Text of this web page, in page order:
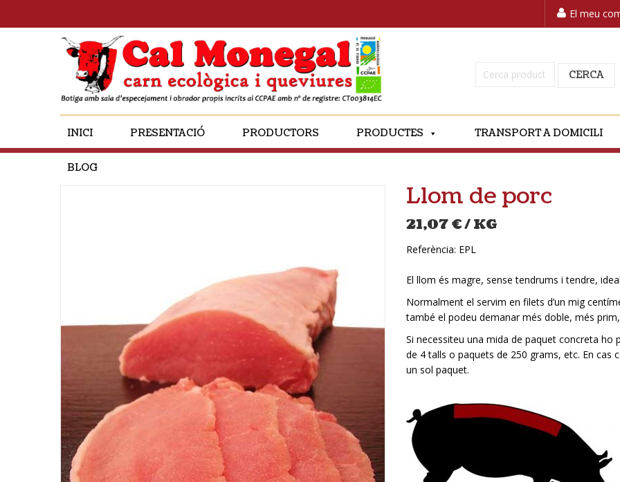
El meu
Cerca: CERCA
INICI PRESENTACIÓ PRODUCTORS PRODUCTES TRANSPORT A DOMICILI
BLOG
Llom de porc
21,07€/ KG
Referència: EPL
El llom és magre, sense tendrums i tendre,
Normalment el servim en filets d’un mig
també el podeu demanar més doble, més
Si necessiteu una mida de paquet concreta ho
de 4 talls o paquets de 250 grams, etc. En
un sol paquet.